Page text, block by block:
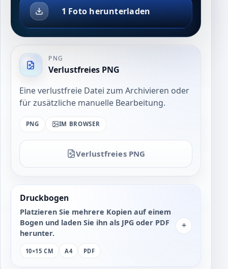
1 Foto herunterladen
PNG
Verlustfreies PNG
Eine verlustfreie Datei zum Archivieren oder
für zusätzliche manuelle Bearbeitung.
PNG IM BROWSER
Verlustfreies PNG
Druckbogen
Platzieren Sie mehrere Kopien auf einem
Bogen und laden Sie ihn als JPG oder PDF
herunter.
10×15 CM A4 PDF
+